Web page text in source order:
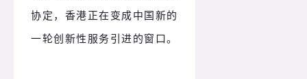
协定，香港正在变成中国新的
一轮创新性服务引进的窗口。